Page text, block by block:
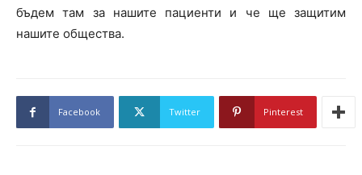
бъдем там за нашите пациенти и че ще защитим
нашите общества.
Facebook Twitter Pinterest